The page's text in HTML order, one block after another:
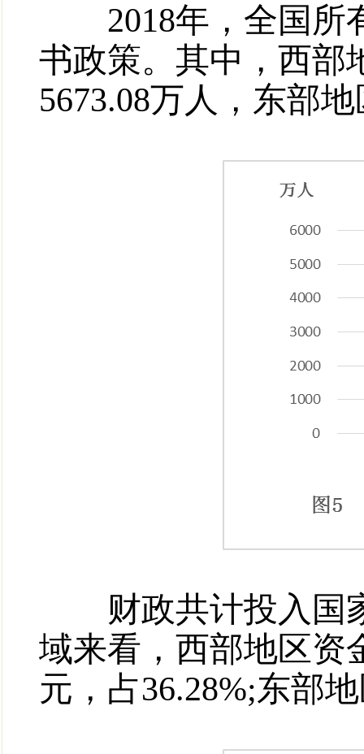
2018年，全国所
书政策。其中，西部
5673.08万人，东部
财政共计投入国家
域来看，西部地区资
元，占36.28%;东部